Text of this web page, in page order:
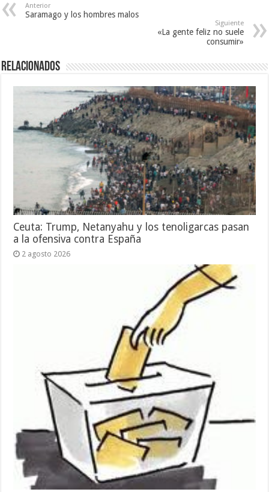
Anterior
Saramago y los hombres malos
Siguiente
«La gente feliz no suele
consumir»
Relacionados
Ceuta: Trump, Netanyahu y los tenoligarcas pasan
a la ofensiva contra España
2 agosto 2026